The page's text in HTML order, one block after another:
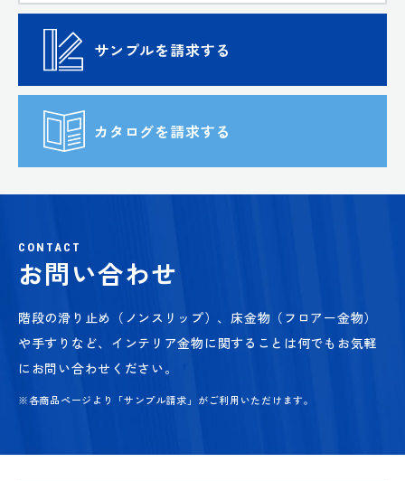
サンプルを請求する
カタログを請求する
CONTACT
お問い合わせ
階段の滑り止め（ノンスリップ）、床金物（フロアー金物）
や手すりなど、 インテリア金物に関することは何でもお気軽
にお問い合わせください。
※各商品ページより「サンプル請求」がご利用いただけます。